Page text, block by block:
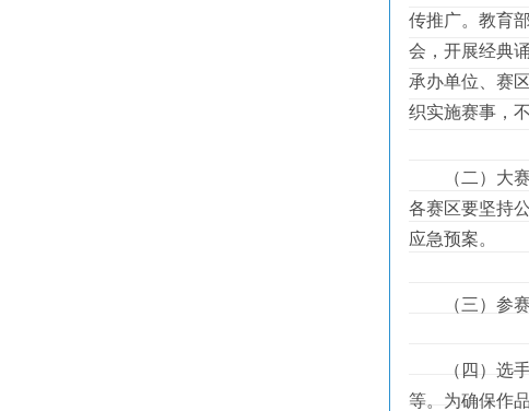
传推广。教育
会，开展经典
承办单位、赛
织实施赛事，
（二）大赛
各赛区要坚持
应急预案。
（三）参赛
（四）选手
等。为确保作